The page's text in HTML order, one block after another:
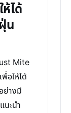
ได้
น
Mite
อให้ได้
ย่างมี
นะนำ